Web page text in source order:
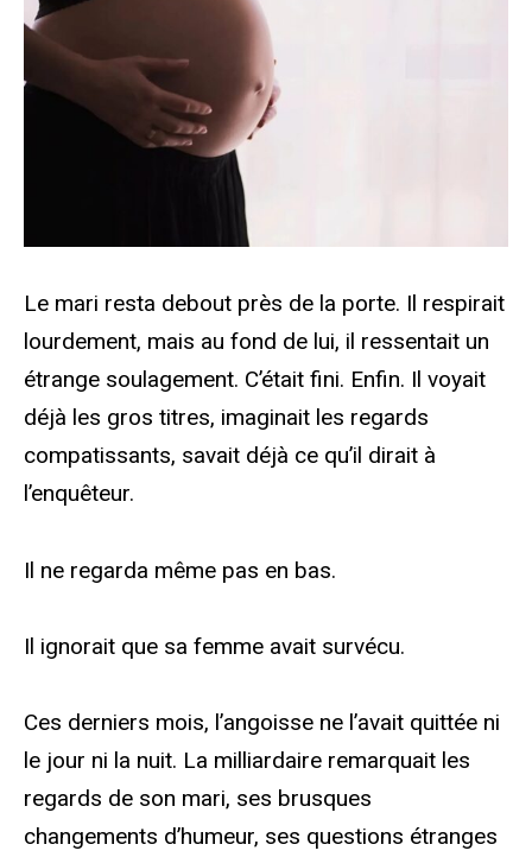
Le mari resta debout près de la porte. Il respirait
lourdement, mais au fond de lui, il ressentait un
étrange soulagement. C’était fini. Enfin. Il voyait
déjà les gros titres, imaginait les regards
compatissants, savait déjà ce qu’il dirait à
l’enquêteur.
Il ne regarda même pas en bas.
Il ignorait que sa femme avait survécu.
Ces derniers mois, l’angoisse ne l’avait quittée ni
le jour ni la nuit. La milliardaire remarquait les
regards de son mari, ses brusques
changements d’humeur, ses questions étranges